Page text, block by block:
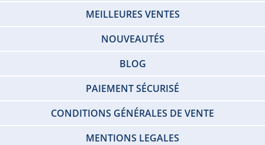
MEILLEURES VENTES
NOUVEAUTÉS
BLOG
PAIEMENT SÉCURISÉ
CONDITIONS GÉNÉRALES DE VENTE
MENTIONS LEGALES